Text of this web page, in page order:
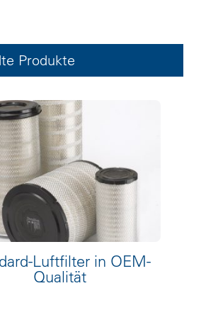
Produkte
Luftfilter in OEM-
Qualität